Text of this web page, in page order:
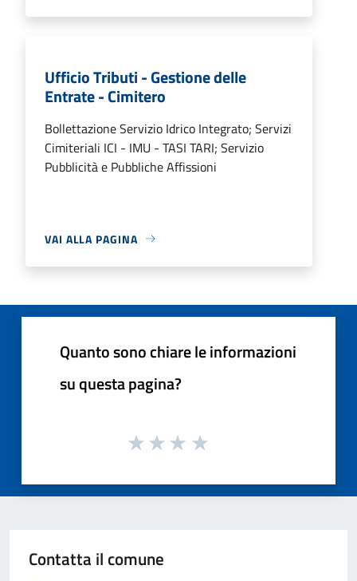
Ufficio Tributi - Gestione delle
Entrate - Cimitero
Bollettazione Servizio Idrico Integrato; Servizi
Cimiteriali ICI - IMU - TASI TARI; Servizio
Pubblicità e Pubbliche Affissioni
VAI ALLA PAGINA
Quanto sono chiare le informazioni
su questa pagina?
Contatta il comune